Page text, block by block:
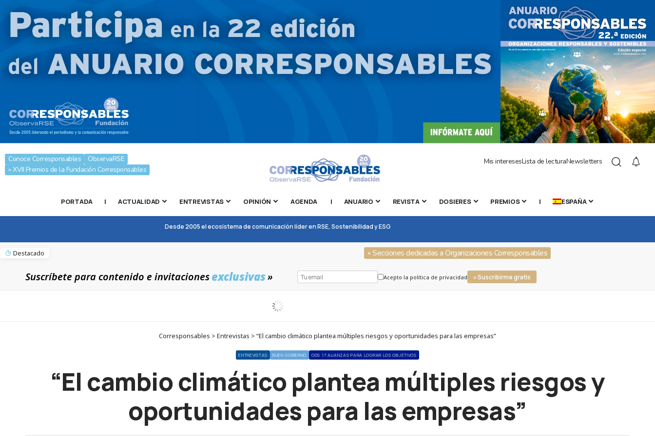
Conoce Corresponsables
ObservaRSE
» XVII Premios de la Fundación Corresponsables
Mis interesesLista de lecturaNewsletters
PORTADA | ACTUALIDAD ENTREVISTAS OPINIÓN AGENDA | ANUARIO REVISTA DOSIERES PREMIOS | ESPAÑA
Desde 2005 el ecosistema de comunicación líder en RSE, Sostenibilidad y ESG
Destacado » Secciones dedicadas a Organizaciones Corresponsables
Suscríbete para contenido e invitacionesexclusivas» Acepto la política de privacidad » Suscribirme gratis
Corresponsables > Entrevistas > “El cambio climático plantea múltiples riesgos y oportunidades para las empresas”
ENTREVISTAS BUEN GOBIERNO ODS 17 ALIANZAS PARA LOGRAR LOS OBJETIVOS
“El cambio climático plantea múltiples riesgos y
oportunidades para las empresas”